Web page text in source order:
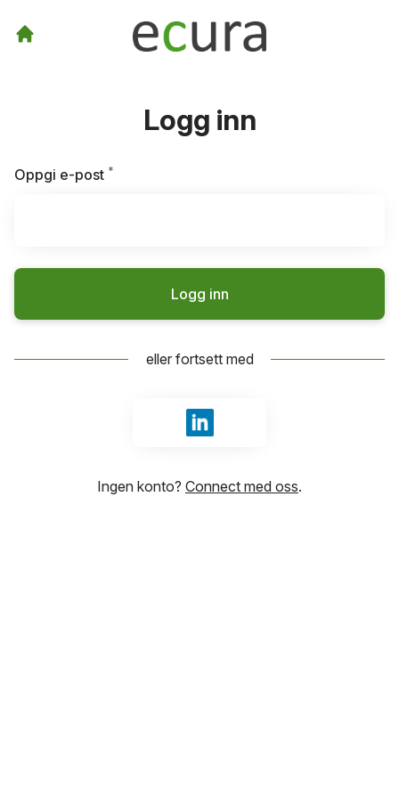
Logg inn
Oppgi e-post *
Logg inn
eller fortsett med
Logg inn med LinkedIn
Ingen konto? Connect med oss.